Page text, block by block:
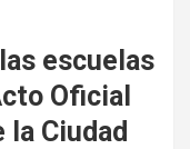
escuelas
Oficial
la Ciudad